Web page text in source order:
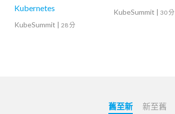
Kubernetes
KubeSummit | 28 分
KubeSummit | 30 分
舊至新 新至舊